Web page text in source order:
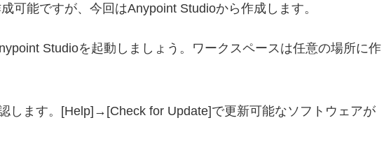
可能ですが、今回はAnypoint Studioから作成します。
Studioを起動しましょう。ワークスペースは任意の場所に作
します。[Help]→[Check for Update]で更新可能なソフトウェアが